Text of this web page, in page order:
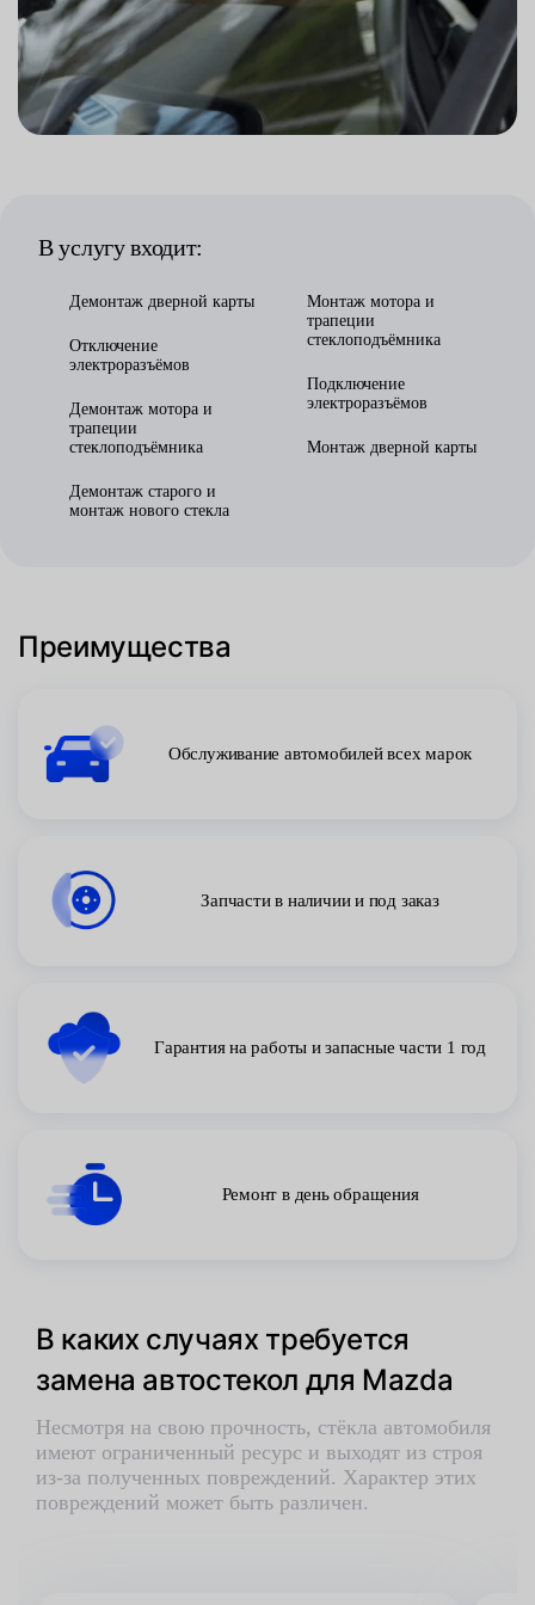
В услугу входит:
Демонтаж дверной карты
Отключение
электроразъёмов
Демонтаж мотора и
трапеции
стеклоподъёмника
Демонтаж старого и
монтаж нового стекла
Монтаж мотора и
трапеции
стеклоподъёмника
Подключение
электроразъёмов
Монтаж дверной карты
Преимущества
Обслуживание автомобилей всех марок
Запчасти в наличии и под заказ
Гарантия на работы и запасные части 1 год
Ремонт в день обращения
В каких случаях требуется
замена автостекол для Mazda
Несмотря на свою прочность, стёкла автомобиля
имеют ограниченный ресурс и выходят из строя
из-за полученных повреждений. Характер этих
повреждений может быть различен.